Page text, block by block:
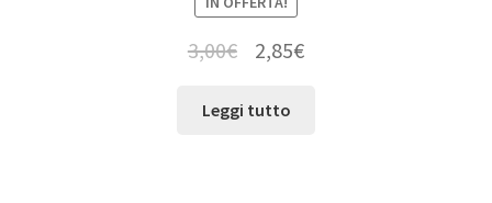
3,00€ 2,85€
Leggi tutto